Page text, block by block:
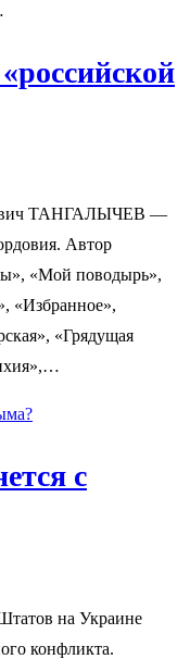
ТАНГАЛЫЧЕВ —
Автор
«Мой поводырь»,
«Избранное»,
«Грядущая
с
на Украине
конфликта.